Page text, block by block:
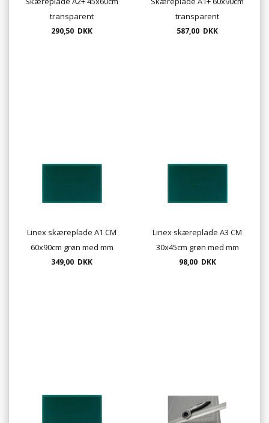
transparent
290,50 DKK
transparent
587,00 DKK
Linex skæreplade A1 CM
60x90cm grøn med mm
inddeling.
349,00 DKK
Linex skæreplade A3 CM
30x45cm grøn med mm
inddeling.
98,00 DKK